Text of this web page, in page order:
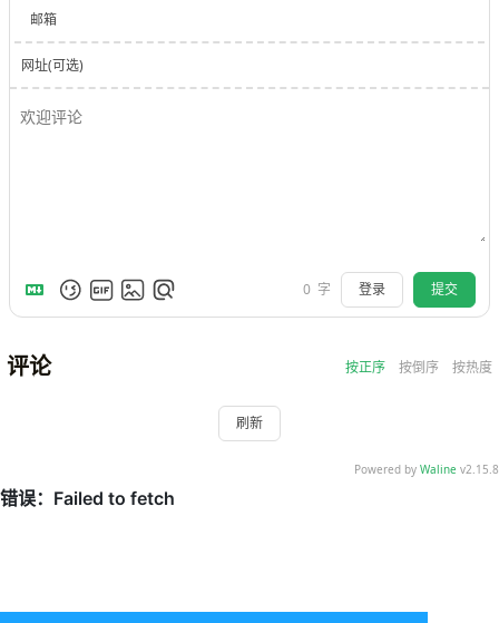
邮箱
网址(可选)
0 字 登录 提交
评论 按正序 按倒序 按热度
刷新
Powered by Waline v2.15.8